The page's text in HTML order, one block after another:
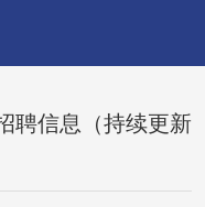
聘信息（持续更新